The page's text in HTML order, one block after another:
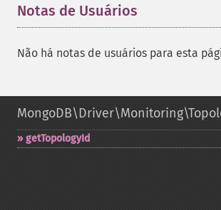
Notas de Usuários
Não há notas de usuários para esta
getTopologyId